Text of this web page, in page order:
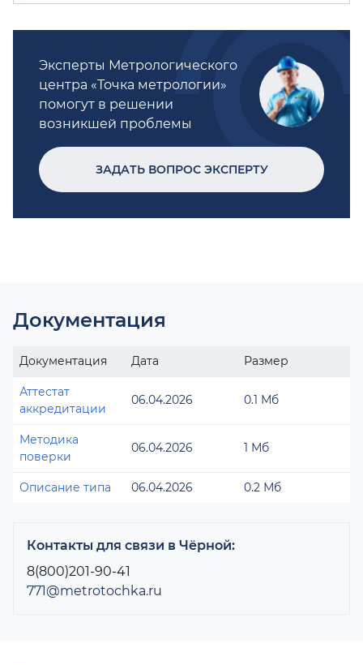
Эксперты Метрологического
центра «Точка метрологии»
помогут в решении
возникшей проблемы
ЗАДАТЬ ВОПРОС ЭКСПЕРТУ
Документация
Документация Дата Размер
Аттестат
аккредитации
06.04.2026 0.1 Мб
Методика
поверки
06.04.2026 1 Мб
Описание типа 06.04.2026 0.2 Мб
Контакты для связи в Чёрной:
8(800)201-90-41
771@metrotochka.ru